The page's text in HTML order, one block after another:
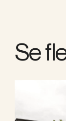
Se